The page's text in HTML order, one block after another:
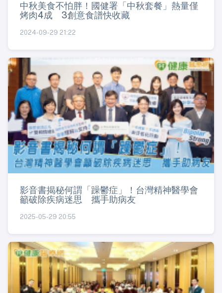
中秋美食不怕胖！國健署「中秋套餐」熱量僅
烤肉4成 3創意食譜快收藏
2024-09-29 21:22
影音書揭秘何謂「躁鬱症」！台灣精神醫學會
籲破除疾病迷思 攜手助病友
2025-05-29 20:55